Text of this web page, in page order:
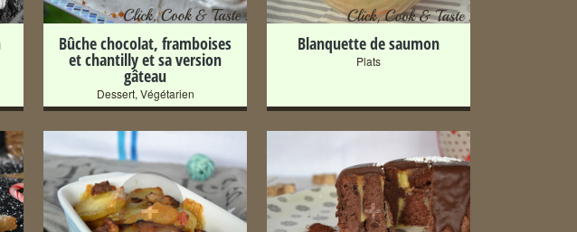
Bûche chocolat, framboises
et chantilly et sa version
gâteau
Dessert, Végétarien
Blanquette de saumon
Plats
+ +